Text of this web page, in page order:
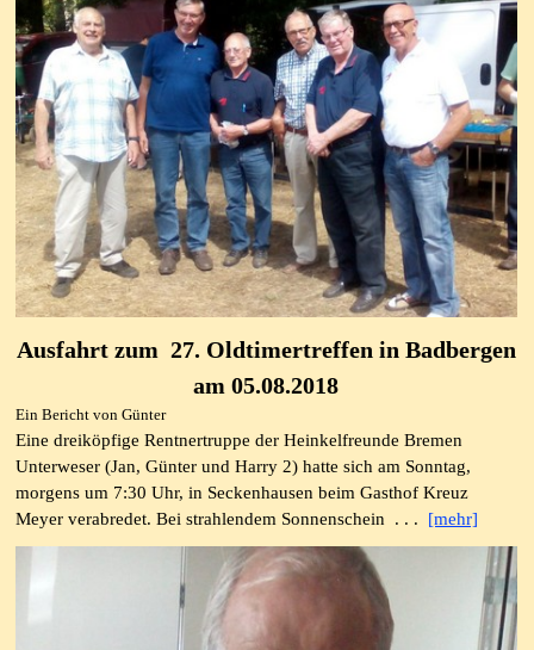
Ausfahrt zum 27. Oldtimertreffen in Badbergen
am 05.08.2018
Ein Bericht von Günter
Eine dreiköpfige Rentnertruppe der Heinkelfreunde Bremen
Unterweser (Jan, Günter und Harry 2) hatte sich am Sonntag,
morgens um 7:30 Uhr, in Seckenhausen beim Gasthof Kreuz
Meyer verabredet. Bei strahlendem Sonnenschein . . . [mehr]